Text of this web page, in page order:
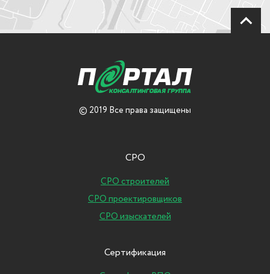
© 2019 Все права защищены
СРО
СРО строителей
СРО проектировщиков
СРО изыскателей
Сертификация